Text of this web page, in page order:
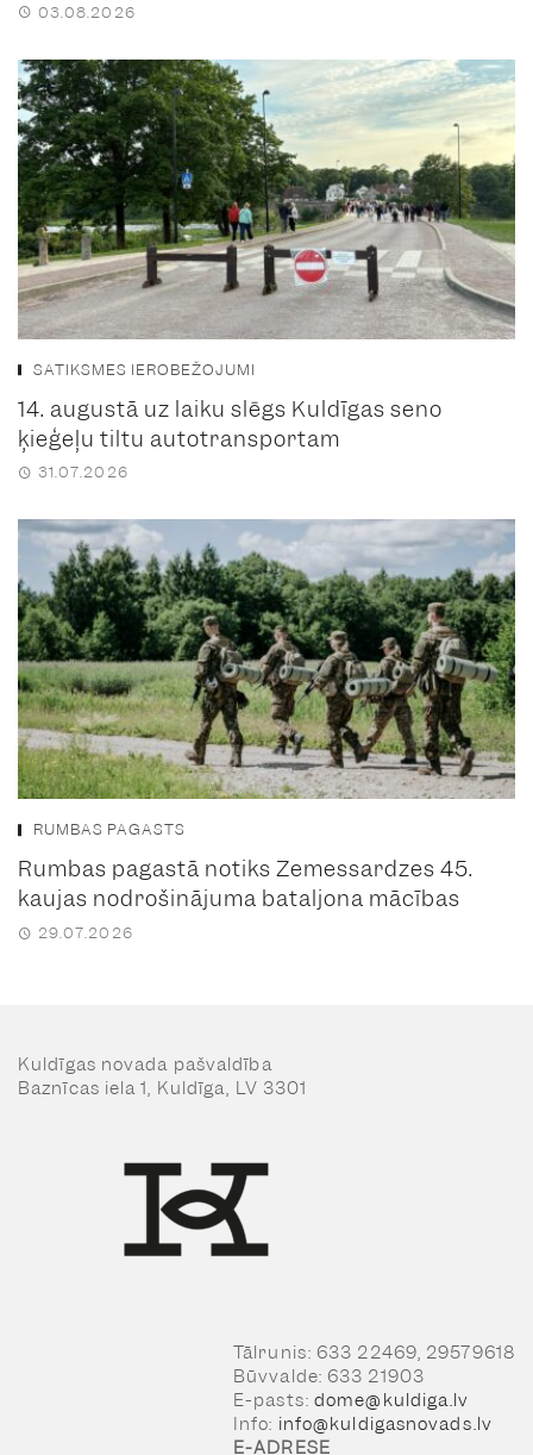
03.08.2026
SATIKSMES IEROBEŽOJUMI
14. augustā uz laiku slēgs Kuldīgas seno
ķieģeļu tiltu autotransportam
31.07.2026
RUMBAS PAGASTS
Rumbas pagastā notiks Zemessardzes 45.
kaujas nodrošinājuma bataljona mācības
29.07.2026
Kuldīgas novada pašvaldība
Baznīcas iela 1, Kuldīga, LV 3301
Tālrunis: 633 22469, 29579618
Būvvalde: 633 21903
E-pasts: dome@kuldiga.lv
Info: info@kuldigasnovads.lv
E-ADRESE